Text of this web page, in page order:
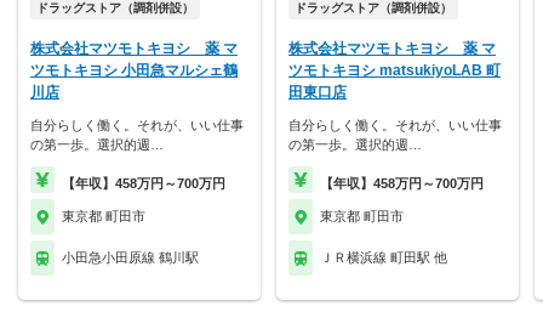
ドラッグストア（調剤併設）
株式会社マツモトキヨシ 薬 マ
ツモトキヨシ 小田急マルシェ鶴
川店
自分らしく働く。それが、いい仕事
の第一歩。選択的週…
【年収】458万円～700万円
東京都 町田市
小田急小田原線 鶴川駅
ドラッグストア（調剤併設）
株式会社マツモトキヨシ 薬 マ
ツモトキヨシ matsukiyoLAB 町
田東口店
自分らしく働く。それが、いい仕事
の第一歩。選択的週…
【年収】458万円～700万円
東京都 町田市
ＪＲ横浜線 町田駅 他